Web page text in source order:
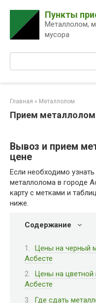
контенту
Пункты
Металлолом,
мусора
Главная » Металлолом
Прием
Вывоз и прием
цене
Если необходимо
металлолома в городе
карту с метками и
ниже.
Содержание
Цены на черный
Асбесте
Цены на цветной
Асбесте
Где сдать